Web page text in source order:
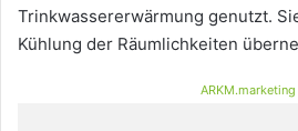
Trinkwassererwärmung genutzt.
Kühlung der Räumlichkeiten
ARKM.marketing